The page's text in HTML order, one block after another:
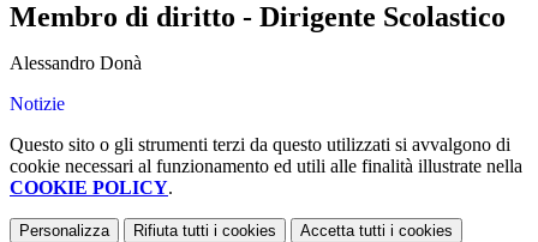
Membro di diritto - Dirigente Scolastico
Alessandro Donà
Notizie
Questo sito o gli strumenti terzi da questo utilizzati si avvalgono di
cookie necessari al funzionamento ed utili alle finalità illustrate nella
COOKIE POLICY.
Personalizza Rifiuta tutti i cookies Accetta tutti i cookies